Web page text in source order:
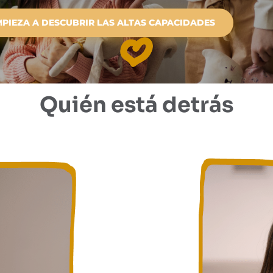
A DESCUBRIR LAS ALTAS CAPACIDADES
Quién está detrás